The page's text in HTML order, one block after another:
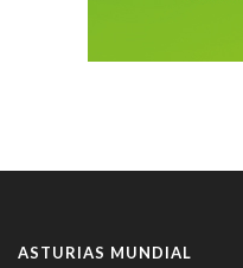
ASTURIAS MUNDIAL